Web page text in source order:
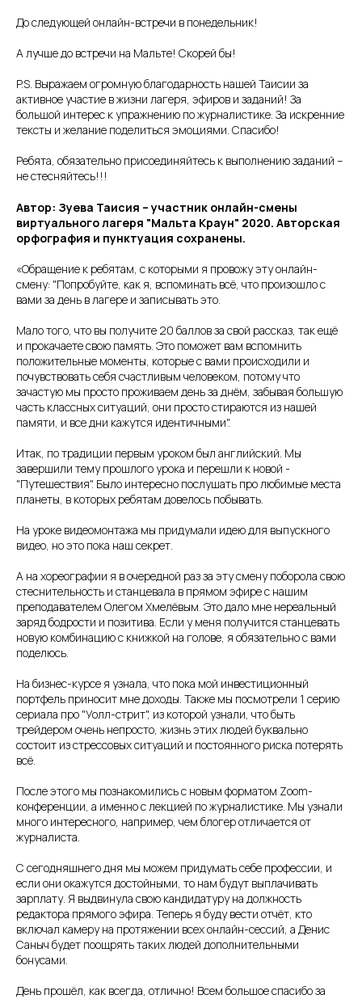
До следующей онлайн-встречи в понедельник!
А лучше до встречи на Мальте! Скорей бы!
P.S. Выражаем огромную благодарность нашей Таисии за
активное участие в жизни лагеря, эфиров и заданий! За
большой интерес к упражнению по журналистике. За искренние
тексты и желание поделиться эмоциями. Спасибо!
Ребята, обязательно присоединяйтесь к выполнению заданий –
не стесняйтесь!!!
Автор: Зуева Таисия – участник онлайн-смены
виртуального лагеря "Мальта Краун" 2020. Авторская
орфография и пунктуация сохранены.
«Обращение к ребятам, с которыми я провожу эту онлайн-
смену: "Попробуйте, как я, вспоминать всё, что произошло с
вами за день в лагере и записывать это.
Мало того, что вы получите 20 баллов за свой рассказ, так ещё
и прокачаете свою память. Это поможет вам вспомнить
положительные моменты, которые с вами происходили и
почувствовать себя счастливым человеком, потому что
зачастую мы просто проживаем день за днём, забывая большую
часть классных ситуаций, они просто стираются из нашей
памяти, и все дни кажутся идентичными".
Итак, по традиции первым уроком был английский. Мы
завершили тему прошлого урока и перешли к новой -
"Путешествия". Было интересно послушать про любимые места
планеты, в которых ребятам довелось побывать.
На уроке видеомонтажа мы придумали идею для выпускного
видео, но это пока наш секрет.
А на хореографии я в очередной раз за эту смену поборола свою
стеснительность и станцевала в прямом эфире с нашим
преподавателем Олегом Хмелëвым. Это дало мне нереальный
заряд бодрости и позитива. Если у меня получится станцевать
новую комбинацию с книжкой на голове, я обязательно с вами
поделюсь.
На бизнес-курсе я узнала, что пока мой инвестиционный
портфель приносит мне доходы. Также мы посмотрели 1 серию
сериала про "Уолл-стрит", из которой узнали, что быть
трейдером очень непросто, жизнь этих людей буквально
состоит из стрессовых ситуаций и постоянного риска потерять
всё.
После этого мы познакомились с новым форматом Zoom-
конференции, а именно с лекцией по журналистике. Мы узнали
много интересного, например, чем блогер отличается от
журналиста.
С сегодняшнего дня мы можем придумать себе профессии, и
если они окажутся достойными, то нам будут выплачивать
зарплату. Я выдвинула свою кандидатуру на должность
редактора прямого эфира. Теперь я буду вести отчёт, кто
включал камеру на протяжении всех онлайн-сессий, а Денис
Саныч будет поощрять таких людей дополнительными
бонусами.
День прошёл, как всегда, отлично! Всем большое спасибо за